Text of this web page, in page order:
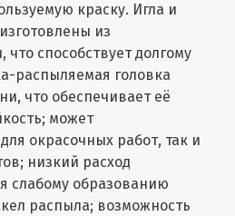
краску. Игла и
из
способствует долгому
распыляемая головка
что обеспечивает её
может
окрасочных работ, так и
низкий расход
слабому образованию
распыла; возможность